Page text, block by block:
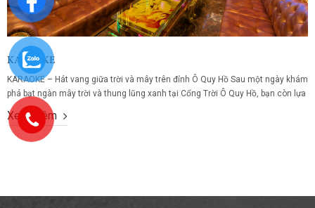
KARAOKE
KARAOKE – Hát vang giữa trời và mây trên đỉnh Ô Quy Hồ Sau một ngày khám
phá bạt ngàn mây trời và thung lũng xanh tại Cổng Trời Ô Quy Hồ, bạn còn lựa
chọn trải nghiệm nào thú vị hơn là hát vang cùng bạn bè, gia đình trong không
gian riêng tư, hiện...
Xem thêm